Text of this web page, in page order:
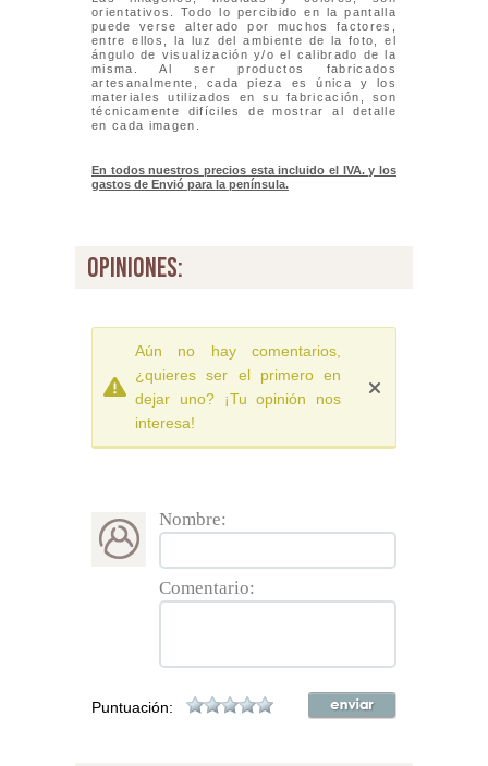
orientativos. Todo lo percibido en la pantalla
puede verse alterado por muchos factores,
entre ellos, la luz del ambiente de la foto, el
ángulo de visualización y/o el calibrado de la
misma. Al ser productos fabricados
artesanalmente, cada pieza es única y los
materiales utilizados en su fabricación, son
técnicamente difíciles de mostrar al detalle
en cada imagen.
En todos nuestros precios esta incluido el IVA. y los
gastos de Envió para la península.
opiniones:
Aún no hay comentarios,
¿quieres ser el primero en
dejar uno? ¡Tu opinión nos
interesa!
Nombre:
Comentario:
Puntuación: